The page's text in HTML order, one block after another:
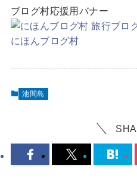
ブログ村応援用バナー
にほんブログ村
池間島